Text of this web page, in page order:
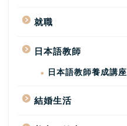
就職
日本語教師
日本語教師養成講座
結婚生活